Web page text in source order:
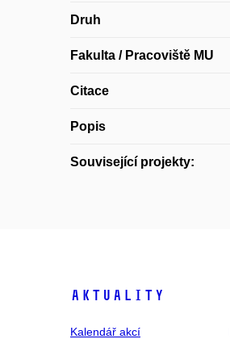
Druh
Fakulta / Pracoviště MU
Citace
Popis
Související projekty:
Aktuality
Kalendář akcí